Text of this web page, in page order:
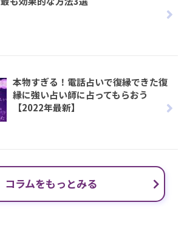
本物すぎる！電話占いで復縁できた復
縁に強い占い師に占ってもらおう
【2022年最新】
コラムをもっとみる